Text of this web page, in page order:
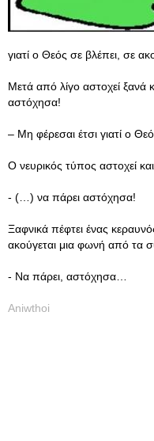
γιατί ο Θεός σε βλέπει, σε
Μετά από λίγο αστοχεί ξανά
αστόχησα!
– Μη φέρεσαι έτσι γιατί ο
Ο νευρικός τύπος αστοχεί και
- (…) να πάρει αστόχησα!
Ξαφνικά πέφτει ένας
ακούγεται μια φωνή από τα
- Να πάρει, αστόχησα…
Aniwthoi